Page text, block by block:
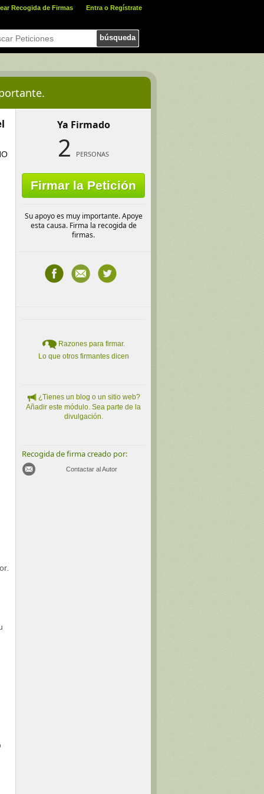
Recogida de Firmas Entra o Regístrate
búsqueda
Ya Firmado
2 PERSONAS
Firmar la Petición
Su apoyo es muy importante. Apoye
esta causa. Firma la recogida de
firmas.
Razones para firmar.
Lo que otros firmantes dicen
¿Tienes un blog o un sitio web?
Añadir este módulo. Sea parte de la
divulgación.
Recogida de firma creado por:
Contactar al Autor